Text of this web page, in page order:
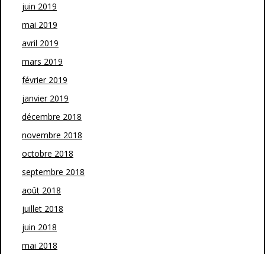
juin 2019
mai 2019
avril 2019
mars 2019
février 2019
janvier 2019
décembre 2018
novembre 2018
octobre 2018
septembre 2018
août 2018
juillet 2018
juin 2018
mai 2018